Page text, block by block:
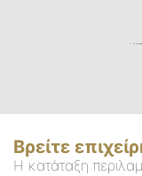
Βρείτε
Η κατάταξη